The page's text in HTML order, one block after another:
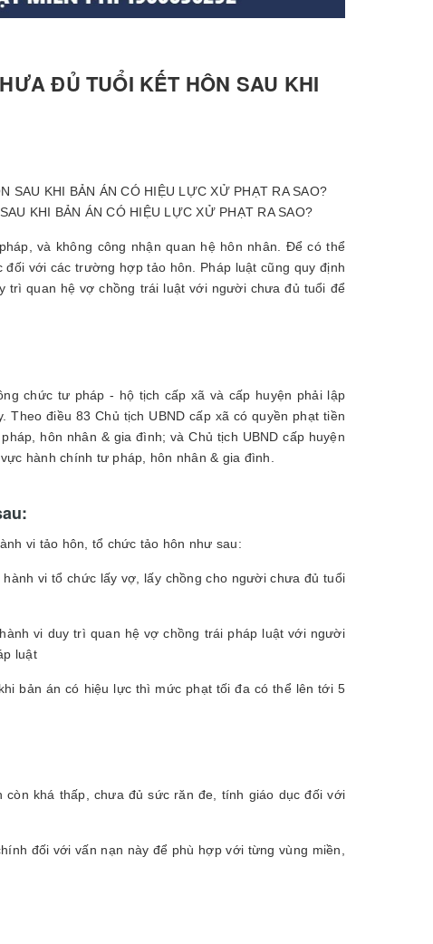
ĐỦ TUỔI KẾT HÔN SAU KHI
KHI BẢN ÁN CÓ HIỆU LỰC XỬ PHẠT RA SAO?
và không công nhận quan hệ hôn nhân. Để có thể
với các trường hợp tảo hôn. Pháp luật cũng quy định
trì quan hệ vợ chồng trái luật với người chưa đủ tuổi để
chức tư pháp - hộ tịch cấp xã và cấp huyện phải lập
Theo điều 83 Chủ tịch UBND cấp xã có quyền phạt tiền
hôn nhân & gia đình; và Chủ tịch UBND cấp huyện
hành chính tư pháp, hôn nhân & gia đình.
vi tảo hôn, tổ chức tảo hôn như sau:
vi tổ chức lấy vợ, lấy chồng cho người chưa đủ tuổi
vi duy trì quan hệ vợ chồng trái pháp luật với người
luật
bản án có hiệu lực thì mức phạt tối đa có thể lên tới 5
còn khá thấp, chưa đủ sức răn đe, tính giáo dục đối với
đối với vấn nạn này để phù hợp với từng vùng miền,